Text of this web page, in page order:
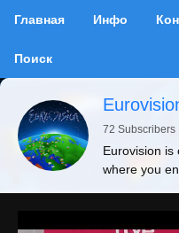
Главная Инфо
Поиск
72 Subscribers
Eurovision is
where you